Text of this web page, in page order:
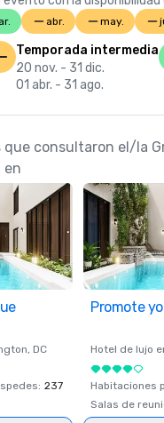
abr. may.
Temporada intermedia
20 nov. - 31 dic.
01 abr. - 31 ago.
que consultaron el/la
en
, DC
: 237
Promote
Hotel de lujo
Habitaciones
Salas de